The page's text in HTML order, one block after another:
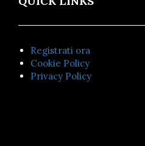
Registrati ora
Cookie Policy
Privacy Policy